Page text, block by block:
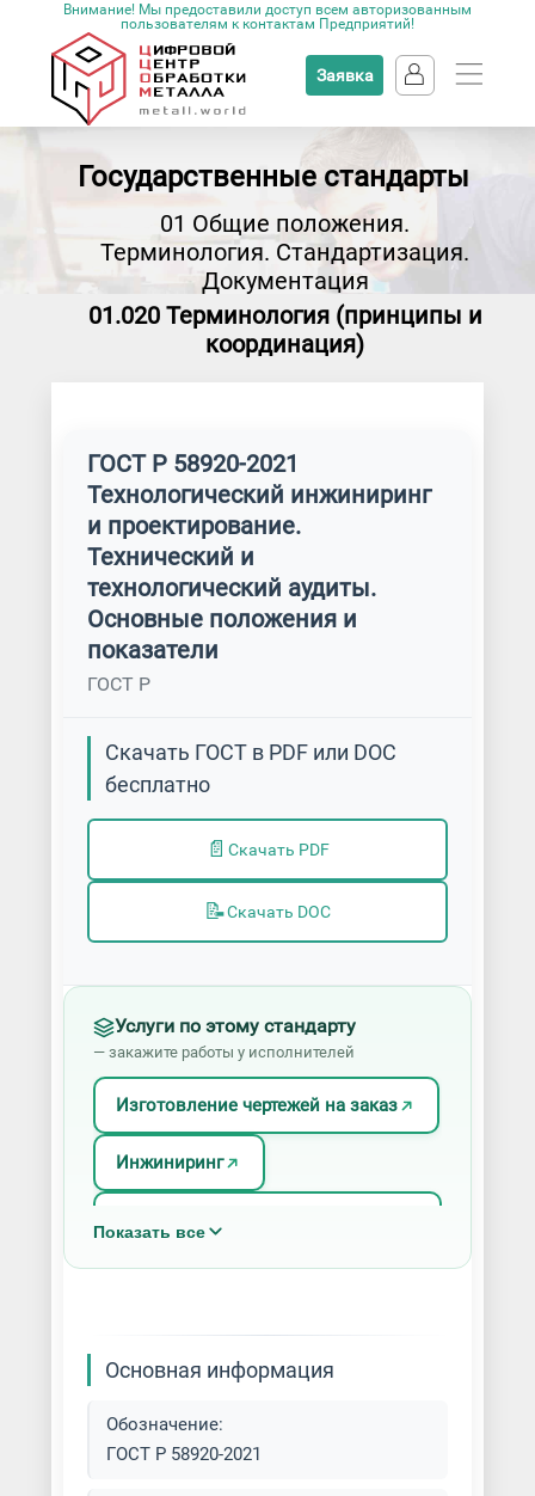
Внимание! Мы предоставили доступ всем авторизованным
пользователям к контактам Предприятий!
Заявка
Государственные стандарты
01 Общие положения.
Терминология. Стандартизация.
Документация
01.020 Терминология (принципы и
координация)
ГОСТ Р 58920-2021
Технологический инжиниринг
и проектирование.
Технический и
технологический аудиты.
Основные положения и
показатели
ГОСТ Р
Скачать ГОСТ в PDF или DOC
бесплатно
📄 Скачать PDF
📝Скачать DOC
Услуги по этому стандарту
— закажите работы у исполнителей
Изготовление чертежей на заказ
Инжиниринг
Показать все
Основная информация
Обозначение:
ГОСТ Р 58920-2021